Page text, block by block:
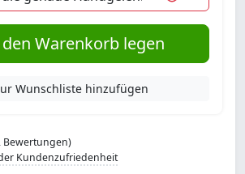
Bewertungen)
Kundenzufriedenheit
Warenkorb legen
Wunschliste hinzufügen